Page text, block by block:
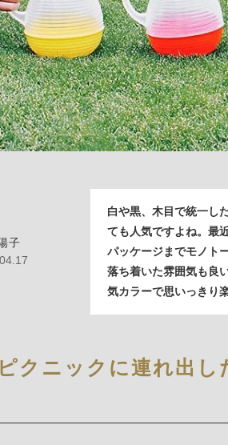
子
白や黒、木目で統一し
ても人気ですよね。最
パッケージまでモノト
落ち着いた雰囲気も良
気カラーで思いっきり
クニックに連れ出